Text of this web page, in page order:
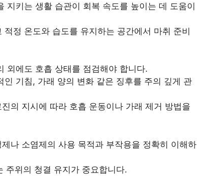
지키는 생활 습관이 회복 속도를 높이는 데 도움이
정 온도와 습도를 유지하는 공간에서 마취 준비
외에도 호흡 상태를 점검해야 합니다.
기침, 가래 양의 변화 같은 징후를 주의 깊게 관
의 지시에 따라 호흡 운동이나 가래 제거 방법을
나 소염제의 사용 목적과 부작용을 정확히 이해하
주위의 청결 유지가 중요합니다.